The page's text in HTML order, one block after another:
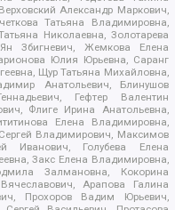
Александр Маркович,
Татьяна Владимировна,
Николаевна, Золотарева
Збигневич, Жемкова Елена
Юлия Юрьевна, Саранг
Щур Татьяна Михайловна,
Анатольевич, Блинушов
Гефтер Валентин
Флиге Ирина Анатольевна,
Елена Владимировна,
Владимирович, Максимов
Иванович, Голубева Елена
Закс Елена Владимировна,
Залмановна, Кокорина
Арапова Галина
Прохоров Вадим Юрьевич,